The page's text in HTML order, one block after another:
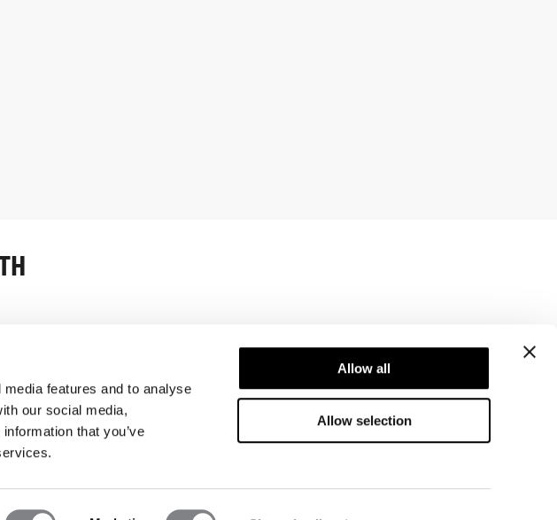
features and to analyse
our social media,
that you’ve
Allow all
Allow selection
Newsletter
Abonner på nyhetsbrevet vårt! Få eksklusive
tilbud, de siste nyhetene våre og mye mer.